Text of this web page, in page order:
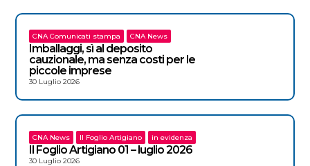
CNA Comunicati stampa CNA News
Imballaggi, sì al deposito
cauzionale, ma senza costi per le
piccole imprese
30 Luglio 2026
CNA News Il Foglio Artigiano in evidenza
Il Foglio Artigiano 01 – luglio 2026
30 Luglio 2026